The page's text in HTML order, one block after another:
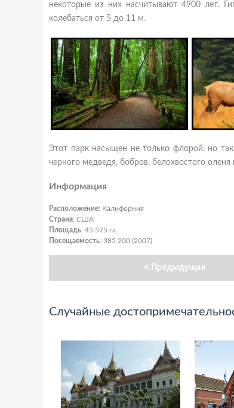
некоторые из них насчитывают 4900 лет.
колебаться от 5 до 11 м.
Этот парк насыщен не только флорой, но
черного медведя, бобров, белохвостого оленя
Информация
Расположение: Калифорния
Страна: США
Площадь: 45 575 га
Посещаемость: 385 200 (2007)
Предыдущая
Случайные